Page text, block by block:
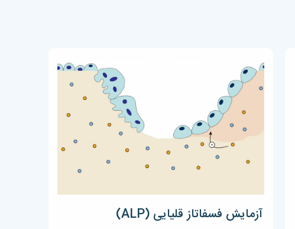
آزمایش فسفاتاز قلیایی (ALP)